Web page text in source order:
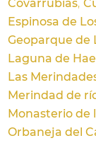
Covarrubias
Espinosa de
Geoparque de
Laguna de
Las
Merindad de
Monasterio de
Orbaneja del